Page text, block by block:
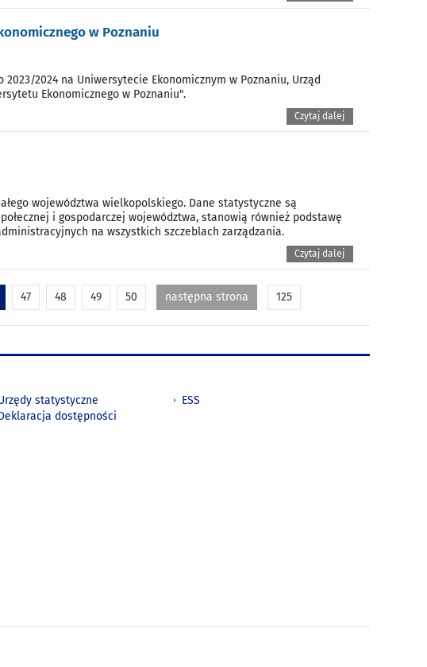
w Poznaniu
2024 na Uniwersytecie Ekonomicznym w Poznaniu, Urząd
Ekonomicznego w Poznaniu".
Czytaj dalej
województwa wielkopolskiego. Dane statystyczne są
i gospodarczej województwa, stanowią również podstawę
na wszystkich szczeblach zarządzania.
Czytaj dalej
47 48 49 50 następna strona 125
statystyczne
dostępności
ESS